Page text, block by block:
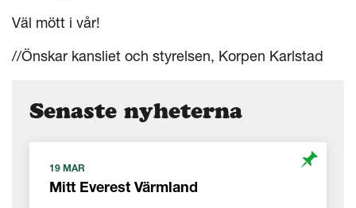
Väl mött i vår!
//Önskar kansliet och styrelsen, Korpen Karlstad
Senaste nyheterna
19 MAR
Mitt Everest Värmland